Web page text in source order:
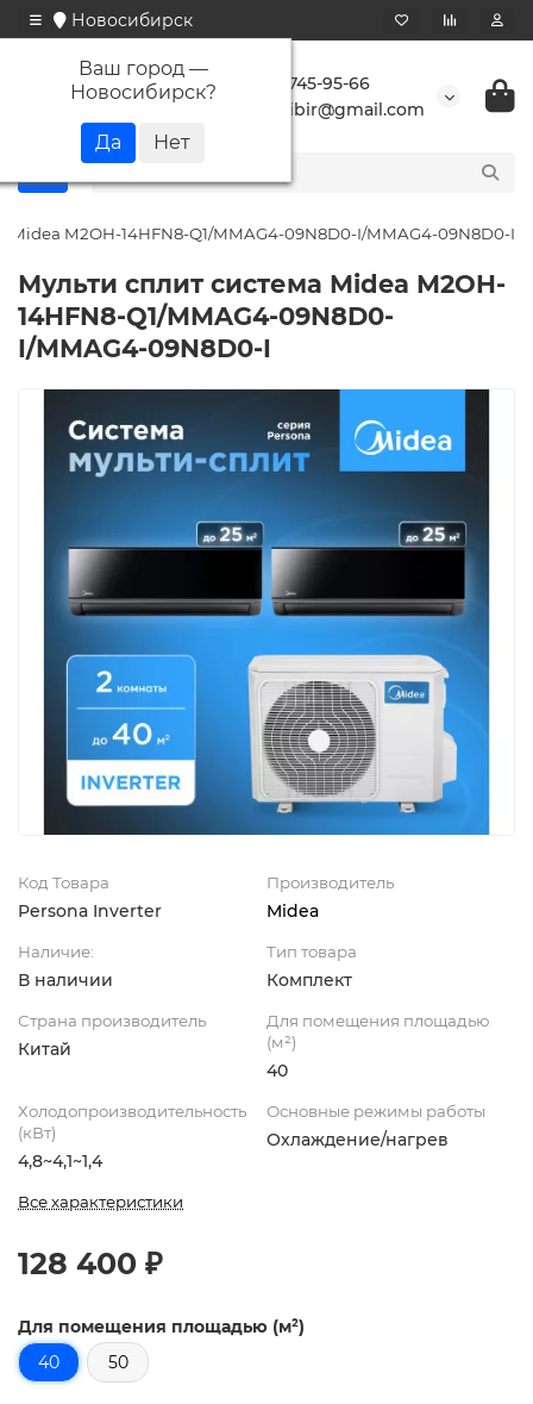
Новосибирск
Ваш город —
Новосибирск?
+7 923 745-95-66
buransibir@gmail.com
Midea M2OH-14HFN8-Q1/MMAG4-09N8D0-I/MMAG4-09N8D0-I
Мульти сплит система Midea M2OH-
14HFN8-Q1/MMAG4-09N8D0-
I/MMAG4-09N8D0-I
Код Товара
Persona Inverter
Производитель
Midea
Наличие:
В наличии
Тип товара
Комплект
Страна производитель
Китай
Для помещения площадью
(м²)
40
Холодопроизводительность
(кВт)
4,8~4,1~1,4
Основные режимы работы
Охлаждение/нагрев
Все характеристики
128 400 ₽
Для помещения площадью (м²)
40
50